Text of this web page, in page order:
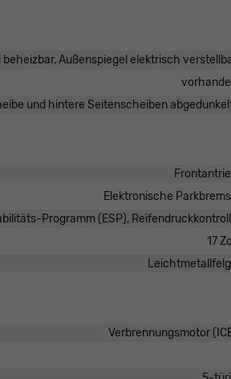
Außenspiegel elektrisch
und hintere Seitenscheiben
Elektronische
Programm (ESP),
17
Verbrennungsmotor